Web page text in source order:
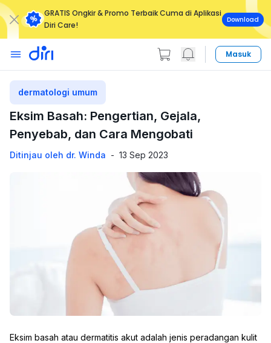
GRATIS Ongkir & Promo Terbaik Cuma di Aplikasi
Diri Care!
Download
Masuk
dermatologi umum
Eksim Basah: Pengertian, Gejala,
Penyebab, dan Cara Mengobati
Ditinjau oleh dr. Winda - 13 Sep 2023
Eksim basah atau dermatitis akut adalah jenis peradangan kulit